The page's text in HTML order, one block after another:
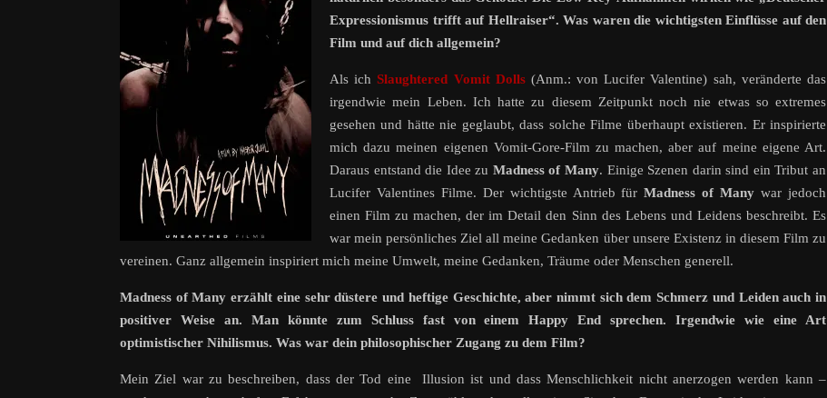
Expressionismus trifft auf Hellraiser“. Was waren die wichtigsten Einflüsse auf den
Film und auf dich allgemein?
Als ichSlaughtered Vomit Dolls(Anm.: von Lucifer Valentine) sah, veränderte das
irgendwie mein Leben. Ich hatte zu diesem Zeitpunkt noch nie etwas so extremes
gesehen und hätte nie geglaubt, dass solche Filme überhaupt existieren. Er inspirierte
mich dazu meinen eigenen Vomit-Gore-Film zu machen, aber auf meine eigene Art.
Daraus entstand die Idee zu Madness of Many. Einige Szenen darin sind ein Tribut an
Lucifer Valentines Filme. Der wichtigste Antrieb fürMadness of Many war jedoch
einen Film zu machen, der im Detail den Sinn des Lebens und Leidens beschreibt. Es
war mein persönliches Ziel all meine Gedanken über unsere Existenz in diesem Film zu
vereinen. Ganz allgemein inspiriert mich meine Umwelt, meine Gedanken, Träume oder Menschen generell.
Madness of Many erzählt eine sehr düstere und heftige Geschichte, aber nimmt sich dem Schmerz und Leiden auch in
positiver Weise an. Man könnte zum Schluss fast von einem Happy End sprechen. Irgendwie wie eine Art
optimistischer Nihilismus. Was war dein philosophischer Zugang zu dem Film?
Mein Ziel war zu beschreiben, dass der Tod eine Illusion ist und dass Menschlichkeit nicht anerzogen werden kann –